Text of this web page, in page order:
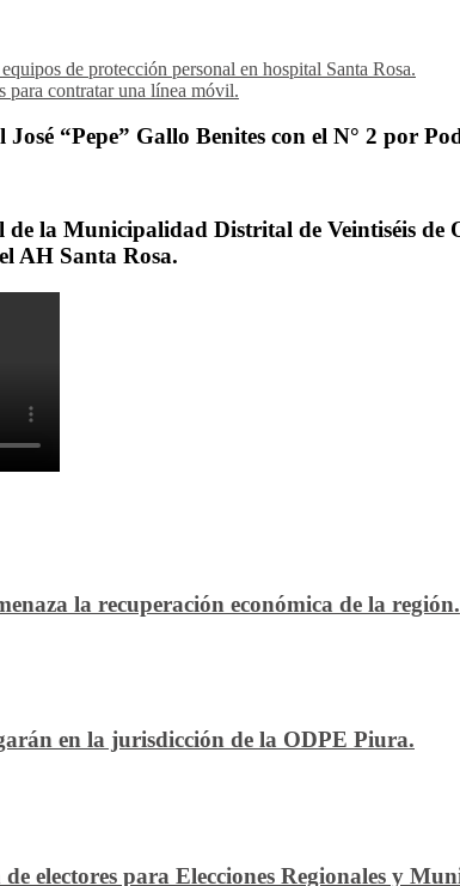
de protección personal en hospital Santa Rosa.
para contratar una línea móvil.
“Pepe” Gallo Benites con el N° 2 por
de la Municipalidad Distrital de Veintiséis
AH Santa Rosa.
la recuperación económica de la región.
en la jurisdicción de la ODPE Piura.
electores para Elecciones Regionales y